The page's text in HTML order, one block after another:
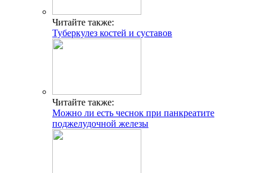
Читайте также:
Туберкулез костей и суставов
Читайте также:
Можно ли есть чеснок при панкреатите
поджелудочной железы